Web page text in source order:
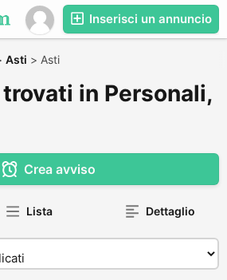
Inserisci un annuncio
Asti > Asti
in Personali,
Crea avviso
Lista Dettaglio